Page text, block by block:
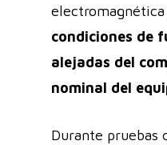
condiciones de
alejadas del
nominal del
Durante pruebas